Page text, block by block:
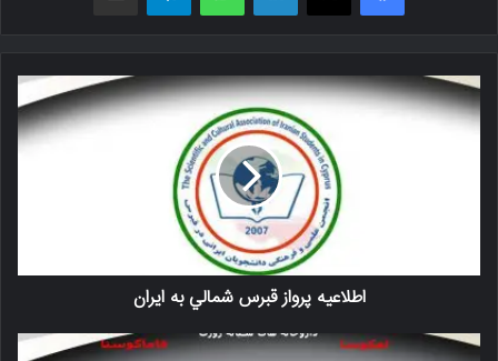
اطلاعيه پرواز قبرس شمالي به ايران